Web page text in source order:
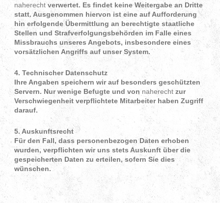
naherecht verwertet. Es findet keine Weitergabe an Dritte
statt. Ausgenommen hiervon ist eine auf Aufforderung
hin erfolgende Übermittlung an berechtigte staatliche
Stellen und Strafverfolgungsbehörden im Falle eines
Missbrauchs unseres Angebots, insbesondere eines
vorsätzlichen Angriffs auf unser System.
4. Technischer Datenschutz
Ihre Angaben speichern wir auf besonders geschützten
Servern. Nur wenige Befugte und von naherecht zur
Verschwiegenheit verpflichtete Mitarbeiter haben Zugriff
darauf.
5. Auskunftsrecht
Für den Fall, dass personenbezogen Daten erhoben
wurden, verpflichten wir uns stets Auskunft über die
gespeicherten Daten zu erteilen, sofern Sie dies
wünschen.